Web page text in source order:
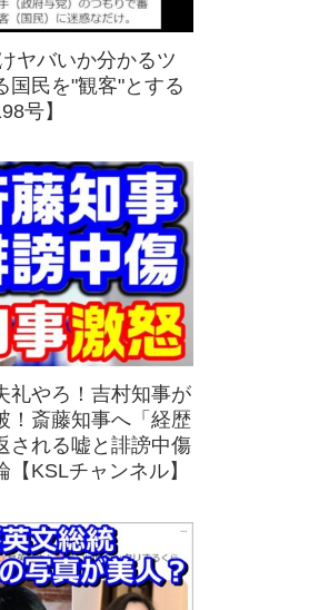
ヤバいか分かるツ
国民を"観客"とする
号】
礼やろ！吉村知事が
！斎藤知事へ「経歴
される嘘と誹謗中傷
KSLチャンネル】